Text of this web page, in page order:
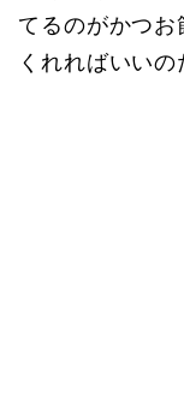
てるのがかつ
くれればいいの